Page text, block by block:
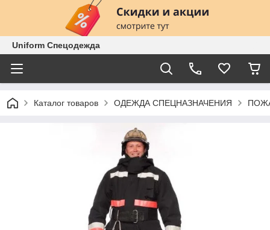
Uniform Спецодежда
Каталог товаров ОДЕЖДА СПЕЦНАЗНАЧЕНИЯ